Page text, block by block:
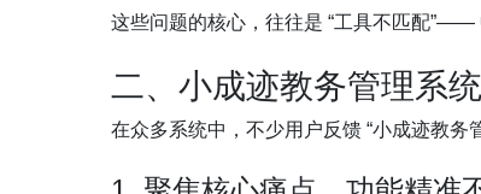
这些问题的核心，往往是 “工具不匹配”——
二、小成迹教务管理系
在众多系统中，不少用户反馈 “小成迹教务